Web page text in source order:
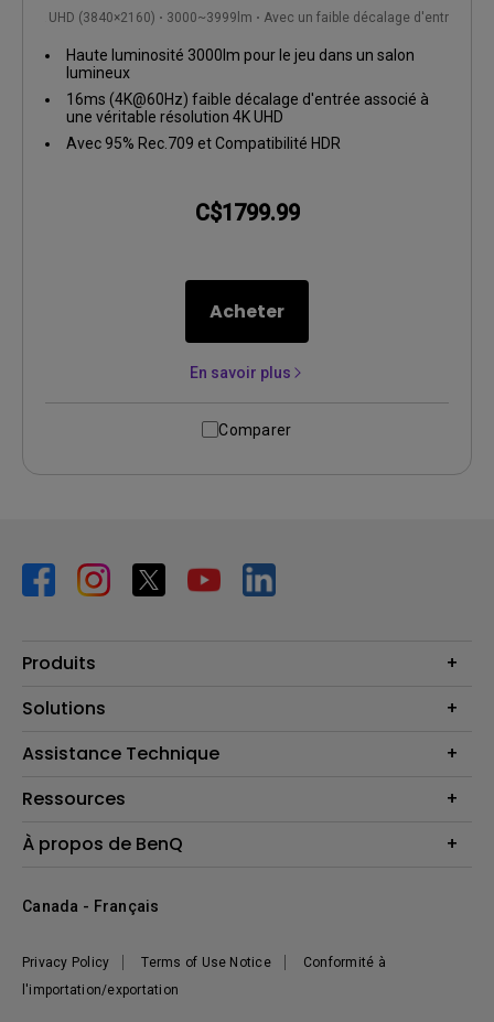
4K UHD (3840×2160) 3000~3999lm Avec un faible décalage d'entrée
Haute luminosité 3000lm pour le jeu dans un salon
lumineux
16ms (4K@60Hz) faible décalage d'entrée associé à
une véritable résolution 4K UHD
Avec 95% Rec.709 et Compatibilité HDR
C$1799.99
Acheter
En savoir plus
Comparer
Produits
Vidéoprojecteurs
Éclairage
Haut-parleur
Solutions
Business Display
Assistance Technique
Contactez-nous
Recycling
Ressources
Centre de connaissances
À propos de BenQ
Développement durable
Privacy Policy
Terms of Use Notice
Conformité à
l'importation/exportation
Canada - Français